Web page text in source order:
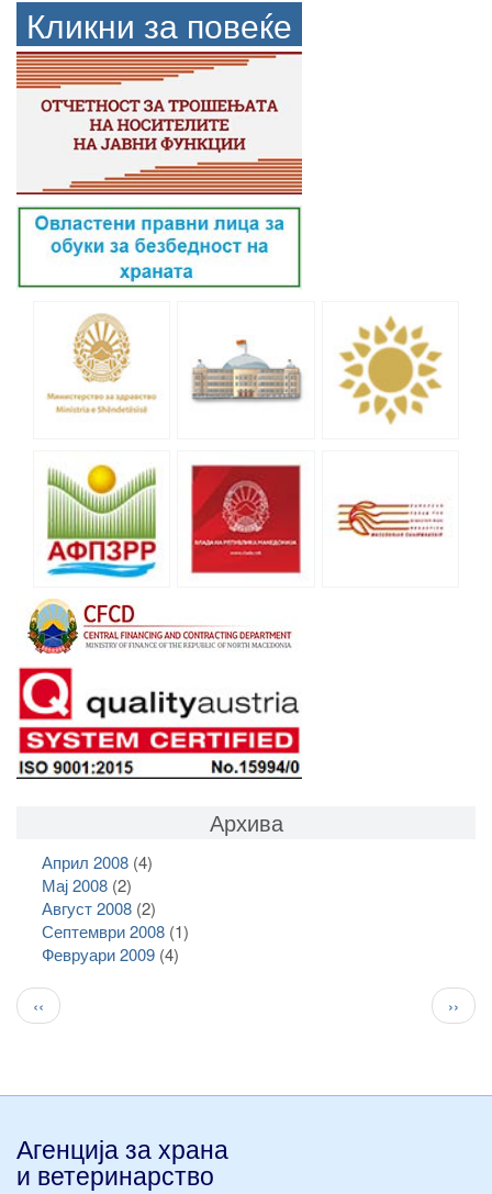
Кликни за повеќе
Архива
Април 2008(4)
Мај 2008(2)
Август 2008(2)
Септември 2008(1)
Февруари 2009(4)
Pagination
Previous
page
‹‹ ››
Агенција за храна
и ветеринарство